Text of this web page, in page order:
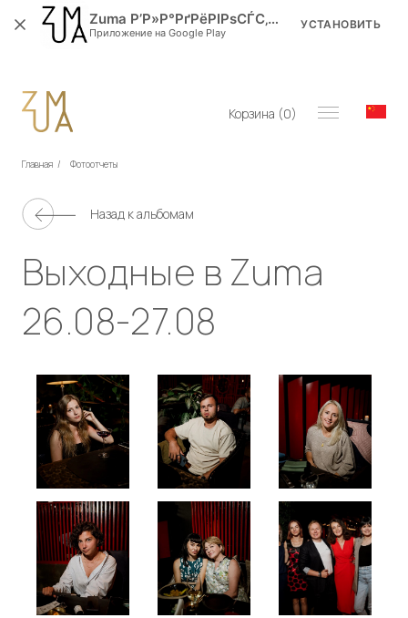
Корзина (0)
Главная / Фотоотчеты
Назад к альбомам
Выходные в Zuma
26.08-27.08
Zuma Р’Р»Р°РґРёРІРѕСЃС‚РѕРє
Приложение на Google Play
УСТАНОВИТЬ